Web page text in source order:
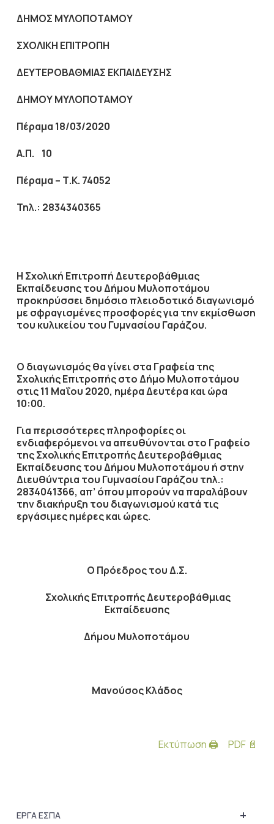
ΔΗΜΟΣ ΜΥΛΟΠΟΤΑΜΟΥ
ΣΧΟΛΙΚΗ ΕΠΙΤΡΟΠΗ
ΔΕΥΤΕΡΟΒΑΘΜΙΑΣ ΕΚΠΑΙΔΕΥΣΗΣ
ΔΗΜΟΥ ΜΥΛΟΠΟΤΑΜΟΥ
Πέραμα 18/03/2020
Α.Π. 10
Πέραμα – Τ.Κ. 74052
Τηλ.: 2834340365
Η Σχολική Επιτροπή Δευτεροβάθμιας
Εκπαίδευσης του Δήμου Μυλοποτάμου
προκηρύσσει δημόσιο πλειοδοτικό διαγωνισμό
με σφραγισμένες προσφορές για την εκμίσθωση
του κυλικείου του Γυμνασίου Γαράζου.
Ο διαγωνισμός θα γίνει στα Γραφεία της
Σχολικής Επιτροπής στο Δήμο Μυλοποτάμου
στις 11 Μαΐου 2020, ημέρα Δευτέρα και ώρα
10:00.
Για περισσότερες πληροφορίες οι
ενδιαφερόμενοι να απευθύνονται στο Γραφείο
της Σχολικής Επιτροπής Δευτεροβάθμιας
Εκπαίδευσης του Δήμου Μυλοποτάμου ή στην
Διευθύντρια του Γυμνασίου Γαράζου τηλ.:
2834041366, απ’ όπου μπορούν να παραλάβουν
την διακήρυξη του διαγωνισμού κατά τις
εργάσιμες ημέρες και ώρες.
Ο Πρόεδρος του Δ.Σ.
Σχολικής Επιτροπής Δευτεροβάθμιας
Εκπαίδευσης
Δήμου Μυλοποτάμου
Μανούσος Κλάδος
Εκτύπωση 🖨 PDF 📄
+
ΕΡΓΑ ΕΣΠΑ